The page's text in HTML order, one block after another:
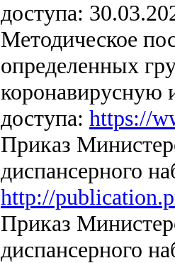
доступа:
Методическое
определенных
коронавирусную
доступа: https://
Приказ
диспансерного
http://
Приказ
диспансерного